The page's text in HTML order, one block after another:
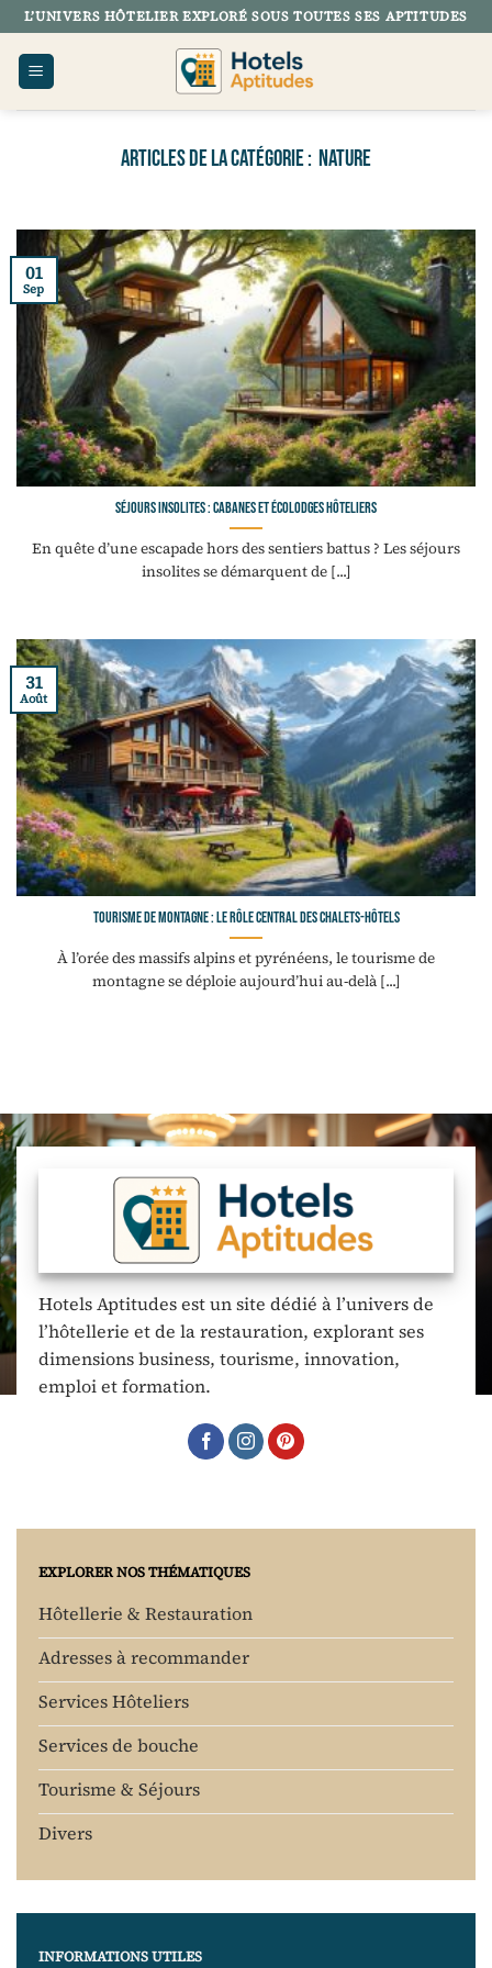
Passer
au
contenu
L’UNIVERS HÔTELIER EXPLORÉ SOUS TOUTES SES APTITUDES
NATURE
Séjours insolites : cabanes et écolodges hôteliers
En quête d’une escapade hors des sentiers battus ? Les séjours
insolites se démarquent de [...]
01
Sep
Tourisme de montagne : le rôle central des chalets-hôtels
À l’orée des massifs alpins et pyrénéens, le tourisme de
montagne se déploie aujourd’hui au-delà [...]
31
Août
Hotels Aptitudes est un site dédié à l’univers de
l’hôtellerie et de la restauration, explorant ses
dimensions business, tourisme, innovation,
emploi et formation.
EXPLORER NOS THÉMATIQUES
Hôtellerie & Restauration
Adresses à recommander
Services Hôteliers
Services de bouche
Tourisme & Séjours
Divers
INFORMATIONS UTILES